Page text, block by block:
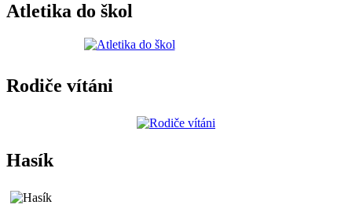
Atletika do škol
Rodiče vítáni
Hasík